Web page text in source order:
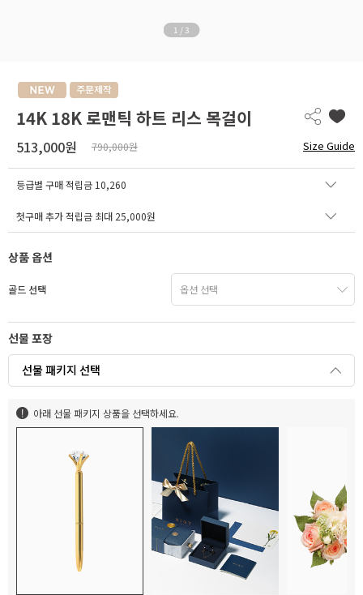
1 / 3
14K 18K 로맨틱 하트 리스 목걸이
513,000원 790,000원 Size Guide
등급별 구매 적립금 10,260
첫구매 추가 적립금 최대 25,000원
상품 옵션
골드 선택
선물 포장
선물 패키지 선택
아래 선물 패키지 상품을 선택하세요.